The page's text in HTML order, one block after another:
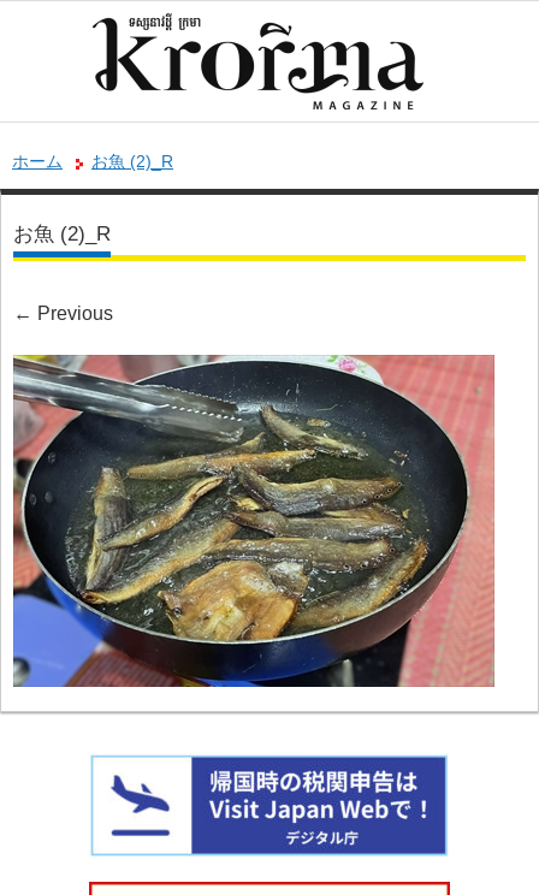
ホーム お魚 (2)_R
お魚 (2)_R
← Previous